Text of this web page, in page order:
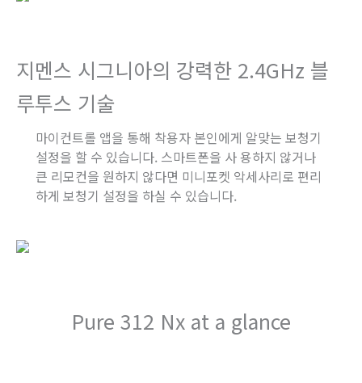
지멘스 시그니아의 강력한 2.4GHz 블
루투스 기술
마이컨트롤 앱을 통해 착용자 본인에게 알맞는 보청기
설정을 할 수 있습니다. 스마트폰을 사 용하지 않거나
큰 리모컨을 원하지 않다면 미니포켓 악세사리로 편리
하게 보청기 설정을 하실 수 있습니다.
Pure 312 Nx at a glance